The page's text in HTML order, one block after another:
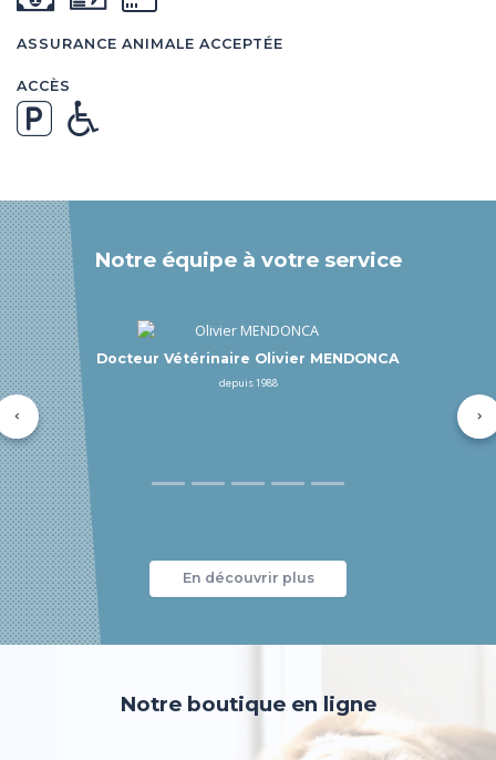
ASSURANCE ANIMALE ACCEPTÉE
ACCÈS
Notre équipe à votre service
Docteur Vétérinaire Carine MENDONCA-BOSSE
depuis 1988
Précédent
En découvrir plus
Notre boutique en ligne